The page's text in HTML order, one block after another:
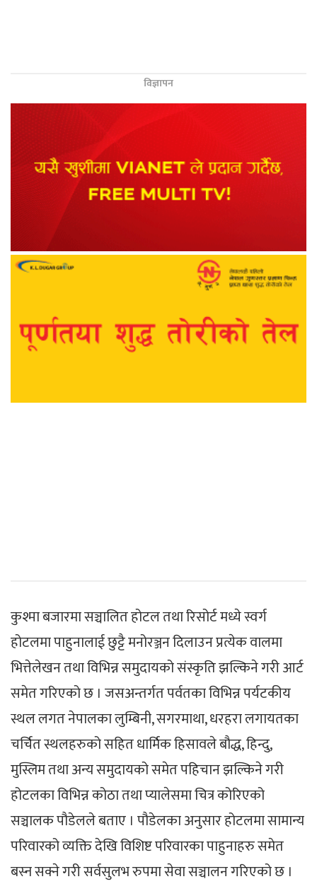
विज्ञापन
कुश्मा बजारमा सञ्चालित होटल तथा रिसोर्ट मध्ये स्वर्ग
होटलमा पाहुनालाई छुट्टै मनोरञ्जन दिलाउन प्रत्येक वालमा
भित्तेलेखन तथा विभिन्न समुदायको संस्कृति झल्किने गरी आर्ट
समेत गरिएको छ । जसअन्तर्गत पर्वतका विभिन्न पर्यटकीय
स्थल लगत नेपालका लुम्बिनी, सगरमाथा, धरहरा लगायतका
चर्चित स्थलहरुको सहित धार्मिक हिसावले बौद्ध, हिन्दु,
मुस्लिम तथा अन्य समुदायको समेत पहिचान झल्किने गरी
होटलका विभिन्न कोठा तथा प्यालेसमा चित्र कोरिएको
सञ्चालक पौडेलले बताए । पौडेलका अनुसार होटलमा सामान्य
परिवारको व्यक्ति देखि विशिष्ट परिवारका पाहुनाहरु समेत
बस्न सक्ने गरी सर्वसुलभ रुपमा सेवा सञ्चालन गरिएको छ ।